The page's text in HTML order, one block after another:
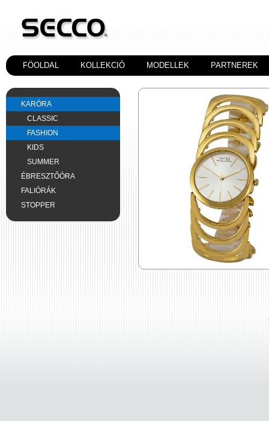
FÖOLDAL KOLLEKCIÓ MODELLEK PARTNEREK
KARÓRA
CLASSIC
FASHION
KIDS
SUMMER
ÉBRESZTŐÓRA
FALIÓRÁK
STOPPER